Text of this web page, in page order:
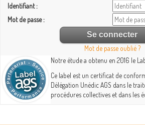
Identifiant :
Mot de passe :
Mot de passe oublié ?
Notre étude a obtenu en 2016 le
Ce label est un certificat de
Délégation Unédic AGS dans le
procédures collectives et dans les